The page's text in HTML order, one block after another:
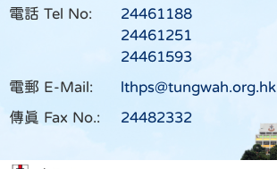
電話 Tel No:
24461188
24461251
24461593
電郵 E-Mail:
lthps@tungwah.org.hk
傳真 Fax No.:
24482332